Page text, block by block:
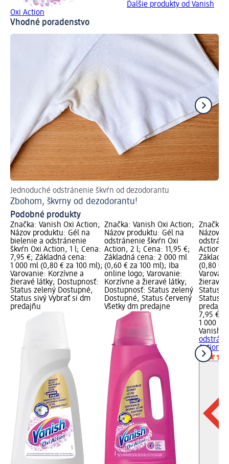
Ďalšie produkty od Vanish
Oxi Action
Vhodné poradenstvo
Jednoduché odstránenie škvŕn od dezodorantu
Zbohom, škvrny od dezodorantu!
Podobné produkty
Značka: Vanish Oxi Action;
Názov produktu: Gél na
bielenie a odstránenie
škvŕn Oxi Action, 1 l; Cena:
7,95 €; Základná cena:
1 000 ml (0,80 € za 100 ml);
Varovanie: Korzívne a
žieravé látky; Dostupnosť:
Status zelený Dostupné,
Status sivý Vybrať si dm
predajňu
Značka: Vanish Oxi Action;
Názov produktu: Gél na
odstránenie škvŕn Oxi
Action, 2 l; Cena: 11,95 €;
Základná cena: 2 000 ml
(0,60 € za 100 ml); Iba
online logo; Varovanie:
Korzívne a žieravé látky;
Dostupnosť: Status zelený
Dostupné, Status červený
Všetky dm predajne
Značka:
Názov
Action,
(0,80 €
žieravé
Status
Status
predajňu
7,95 €
1 000 ml
Vanish
Action,